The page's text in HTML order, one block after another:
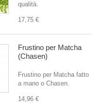
qualità.
17,75 €
Frustino per Matcha
(Chasen)
Frustino per Matcha fatto
a mano o Chasen.
14,96 €